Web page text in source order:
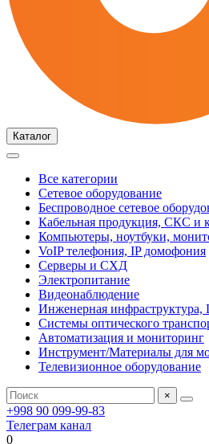
Каталог
Все категории
Сетевое оборудование
Беспроводное сетевое
Кабельная продукция, СКС
Компьютеры, ноутбуки,
VoIP телефония, IP домофония
Серверы и СХД
Электропитание
Видеонаблюдение
Инженерная
Системы оптического
Автоматизация и мониторинг
Инструмент/Материалы для
Телевизионное оборудование
×
+998 90 099-99-83
Телеграм канал
0